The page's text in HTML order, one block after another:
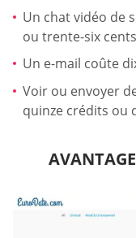
Un chat vidéo de
ou trente-six
Un e-mail coûte
Voir ou envoyer
quinze crédits ou